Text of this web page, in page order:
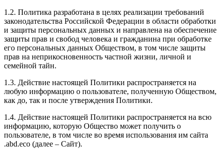
1.2. Политика разработана в целях реализации требований
законодательства Российской Федерации в области обработки
и защиты персональных данных и направлена на обеспечение
защиты прав и свобод человека и гражданина при обработке
его персональных данных Обществом, в том числе защиты
прав на неприкосновенность частной жизни, личной и
семейной тайн.
1.3. Действие настоящей Политики распространяется на
любую информацию о пользователе, полученную Обществом,
как до, так и после утверждения Политики.
1.4. Действие настоящей Политики распространяется на всю
информацию, которую Общество может получить о
пользователе, в том числе во время использования им сайта
.abd.eco (далее – Сайт).